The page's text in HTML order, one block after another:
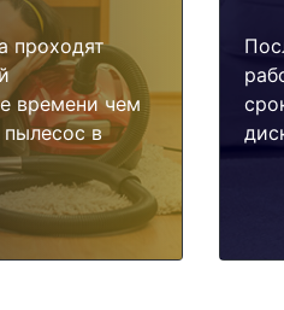
проходят
времени чем
в